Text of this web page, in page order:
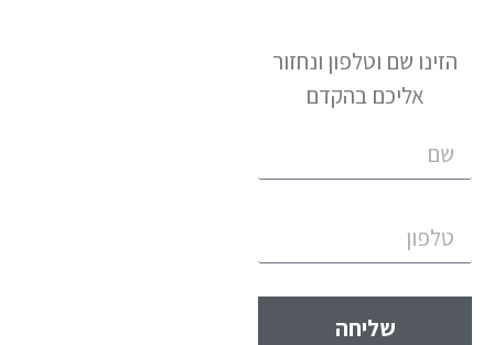
הזינו שם וטלפון ונחזור
אליכם בהקדם
שליחה